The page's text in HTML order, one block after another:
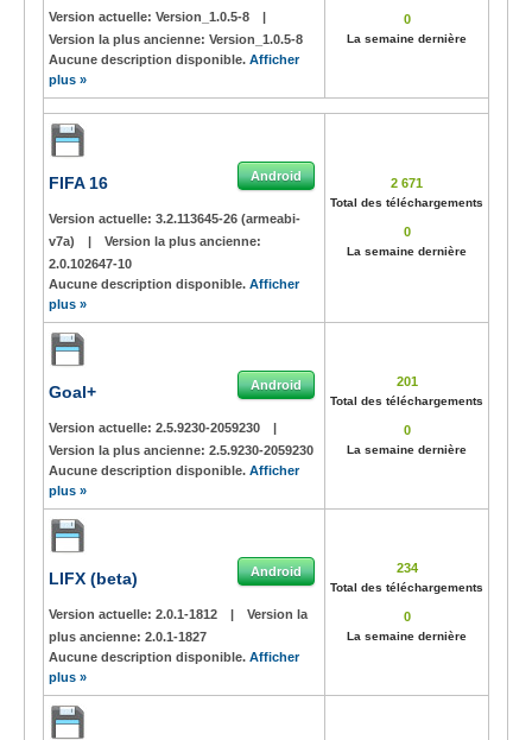
Version actuelle: Version_1.0.5-8
|
Version la plus ancienne: Version_1.0.5-8
Aucune description disponible. Afficher
plus »
0
La semaine dernière
FIFA 16 Android
Version actuelle: 3.2.113645-26 (armeabi-
v7a)
|
Version la plus ancienne:
2.0.102647-10
Aucune description disponible. Afficher
plus »
2 671
Total des téléchargements
0
La semaine dernière
Goal+ Android
Version actuelle: 2.5.9230-2059230
|
Version la plus ancienne: 2.5.9230-2059230
Aucune description disponible. Afficher
plus »
201
Total des téléchargements
0
La semaine dernière
LIFX (beta) Android
Version actuelle: 2.0.1-1812 |
Version la
plus ancienne: 2.0.1-1827
Aucune description disponible. Afficher
plus »
234
Total des téléchargements
0
La semaine dernière